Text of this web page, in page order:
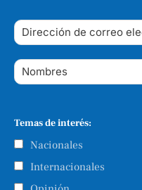
Temas de interés:
Nacionales
Internacionales